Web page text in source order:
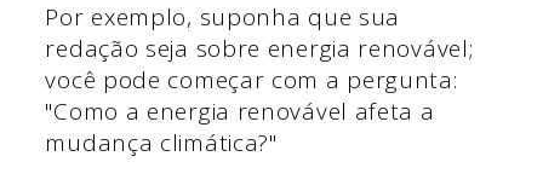
Por exemplo, suponha que sua
redação seja sobre energia renovável;
você pode começar com a pergunta:
"Como a energia renovável afeta a
mudança climática?"